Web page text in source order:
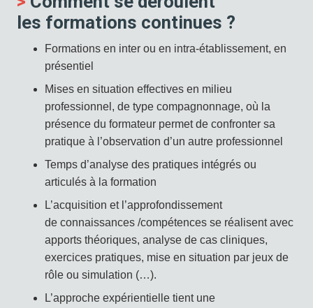
les formations continues ?
Formations en inter ou en intra-établissement, en
présentiel
Mises en situation effectives en milieu
professionnel, de type compagnonnage, où la
présence du formateur permet de confronter sa
pratique à l’observation d’un autre professionnel
Temps d’analyse des pratiques intégrés ou
articulés à la formation
L’acquisition et l’approfondissement
de connaissances /compétences se réalisent avec
apports théoriques, analyse de cas cliniques,
exercices pratiques, mise en situation par jeux de
rôle ou simulation (…).
L’approche expérientielle tient une